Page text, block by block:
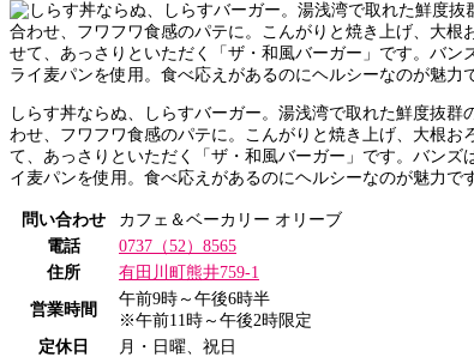
しらす丼ならぬ、しらすバーガー。湯浅湾で取れた鮮度抜群
わせ、フワフワ食感のパテに。こんがりと焼き上げ、大根お
て、あっさりといただく「ザ・和風バーガー」です。バンズ
イ麦パンを使用。食べ応えがあるのにヘルシーなのが魅力で
問い合わせ
カフェ＆ベーカリー オリーブ
電話
0737（52）8565
住所
有田川町熊井759-1
営業時間
午前9時～午後6時半
※午前11時～午後2時限定
定休日
月・日曜、祝日